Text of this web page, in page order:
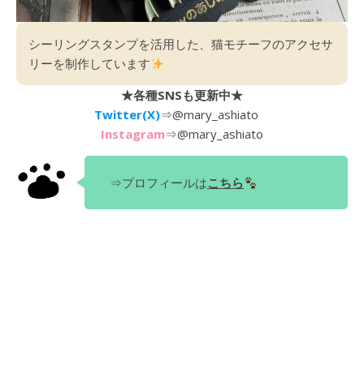
シーリングスタンプを活用した、猫モチーフのアクセサ
リーを制作しています
★各種SNSも更新中★
Twitter(X)⇒@mary_ashiato
Instagram⇒@mary_ashiato
⇒プロフィールはこちら